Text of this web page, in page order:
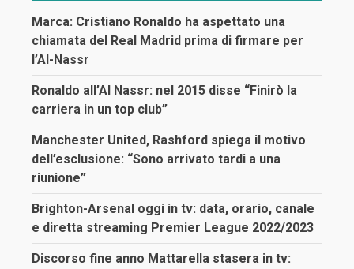
Marca: Cristiano Ronaldo ha aspettato una
chiamata del Real Madrid prima di firmare per
l’Al-Nassr
Ronaldo all’Al Nassr: nel 2015 disse “Finirò la
carriera in un top club”
Manchester United, Rashford spiega il motivo
dell’esclusione: “Sono arrivato tardi a una
riunione”
Brighton-Arsenal oggi in tv: data, orario, canale
e diretta streaming Premier League 2022/2023
Discorso fine anno Mattarella stasera in tv: